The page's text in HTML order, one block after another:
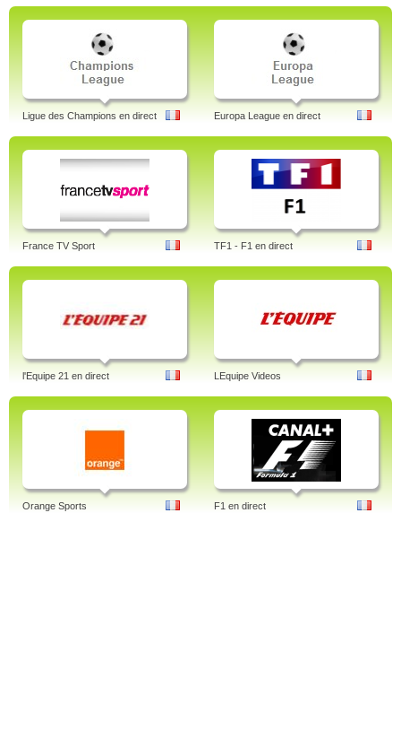
Ligue des Champions en direct Europa League en direct
France TV Sport TF1 - F1 en direct
l'Equipe 21 en direct LEquipe Videos
Orange Sports F1 en direct